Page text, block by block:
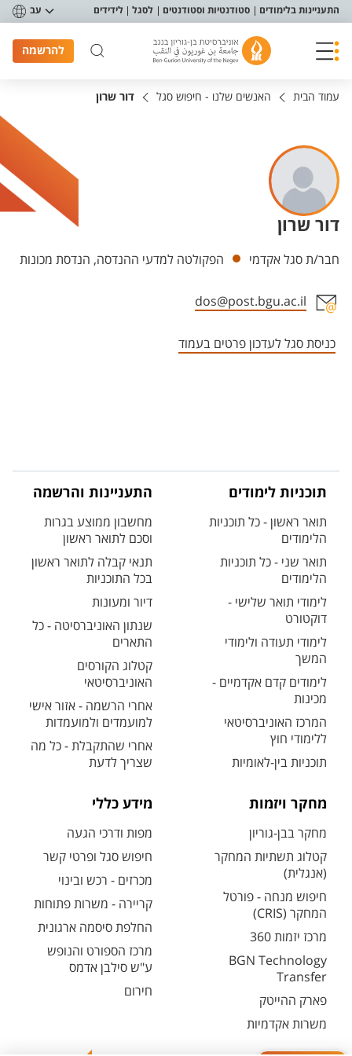
תפריט נגישות
התעניינות בלימודים סטודנטיות וסטודנטים לסגל לידידים עב
להרשמה
עמוד הבית האנשים שלנו - חיפוש סגל דור שרון
דור שרון
יחידות
חבר/ת סגל אקדמי הפקולטה למדעי ההנדסה, הנדסת מכונות
dos@post.bgu.ac.il
כניסת סגל לעדכון פרטים בעמוד
תוכניות לימודים
תואר ראשון - כל תוכניות
הלימודים
תואר שני - כל תוכניות
הלימודים
לימודי תואר שלישי -
דוקטורט
לימודי תעודה ולימודי
המשך
לימודים קדם אקדמיים -
מכינות
המרכז האוניברסיטאי
ללימודי חוץ
תוכניות בין-לאומיות
התעניינות והרשמה
מחשבון ממוצע בגרות
וסכם לתואר ראשון
תנאי קבלה לתואר ראשון
בכל התוכניות
דיור ומעונות
שנתון האוניברסיטה - כל
התארים
קטלוג הקורסים
האוניברסיטאי
אחרי הרשמה - אזור אישי
למועמדים ולמועמדות
אחרי שהתקבלת - כל מה
שצריך לדעת
מחקר ויזמות
מחקר בבן-גוריון
קטלוג תשתיות המחקר
(אנגלית)
חיפוש מנחה - פורטל
המחקר (CRIS)
מרכז יזמות 360
BGN Technology
Transfer
פארק ההייטק
משרות אקדמיות
מידע כללי
מפות ודרכי הגעה
חיפוש סגל ופרטי קשר
מכרזים - רכש ובינוי
קריירה - משרות פתוחות
החלפת סיסמה ארגונית
מרכז הספורט והנופש
ע"ש סילבן אדמס
חירום